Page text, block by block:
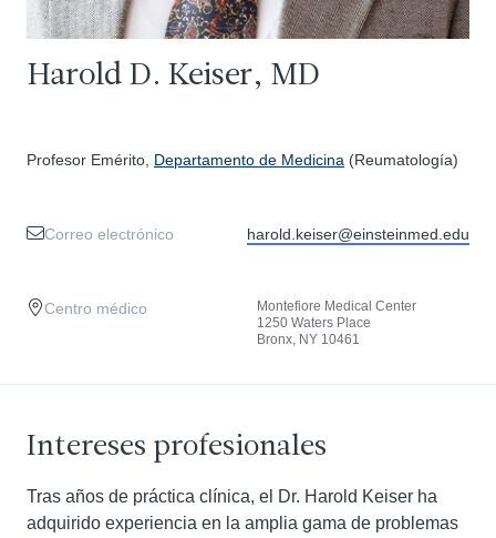
Harold D. Keiser, MD
Profesor Emérito, Departamento de Medicina (Reumatología)
Correo electrónico harold.keiser@einsteinmed.edu
Centro médico
Montefiore Medical Center
1250 Waters Place
Bronx, NY 10461
Intereses profesionales
Tras años de práctica clínica, el Dr. Harold Keiser ha
adquirido experiencia en la amplia gama de problemas